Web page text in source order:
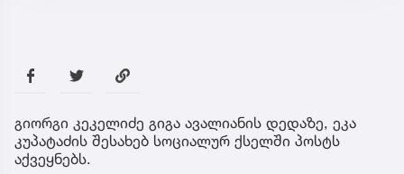
გიორგი კეკელიძე გიგა ავალიანის დედაზე, ეკა
კუპატაძის შესახებ სოციალურ ქსელში პოსტს
აქვეყნებს.